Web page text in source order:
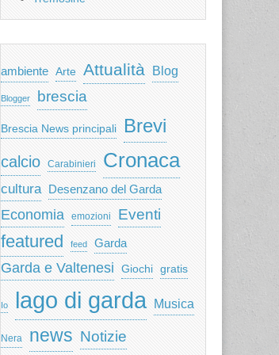
ambiente Arte Attualità Blog
Blogger brescia
Brescia News principali Brevi
calcio Carabinieri Cronaca
cultura Desenzano del Garda
Economia emozioni Eventi
featured feed Garda
Garda e Valtenesi Giochi gratis
Io lago di garda Musica
Nera news Notizie